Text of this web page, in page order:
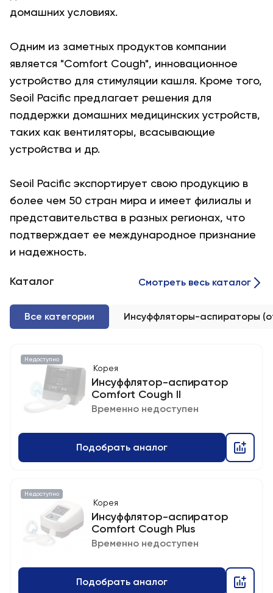
домашних условиях.
Одним из заметных продуктов компании
является "Comfort Cough", инновационное
устройство для стимуляции кашля. Кроме того,
Seoil Pacific предлагает решения для
поддержки домашних медицинских устройств,
таких как вентиляторы, всасывающие
устройства и др.
Seoil Pacific экспортирует свою продукцию в
более чем 50 стран мира и имеет филиалы и
представительства в разных регионах, что
подтверждает ее международное признание
и надежность.
Каталог Смотреть весь каталог
Все категории Инсуффляторы-аспираторы
Недоступно
Корея
Инсуффлятор-аспиратор
Comfort Cough II
Временно недоступен
Подобрать аналог
Недоступно
Корея
Инсуффлятор-аспиратор
Comfort Cough Plus
Временно недоступен
Подобрать аналог